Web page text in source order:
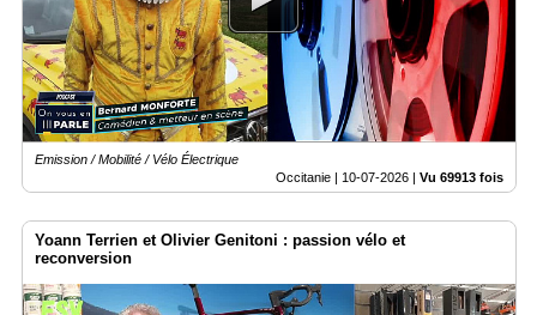
Emission / Mobilité / Vélo Électrique
Occitanie | 10-07-2026 | Vu 69913 fois
Yoann Terrien et Olivier Genitoni : passion vélo et
reconversion